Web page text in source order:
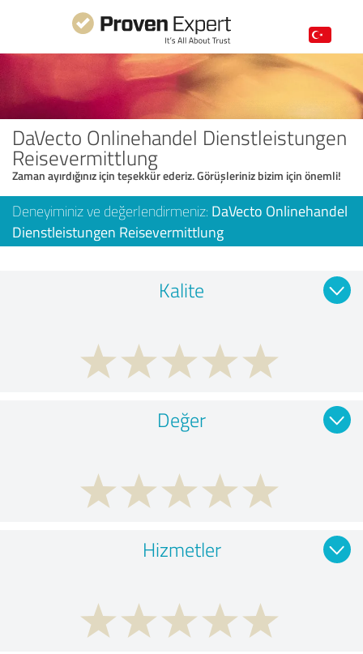
DaVecto Onlinehandel Dienstleistungen
Reisevermittlung
Zaman ayırdığınız için teşekkür ederiz. Görüşleriniz bizim için önemli!
Deneyiminiz ve değerlendirmeniz: DaVecto Onlinehandel
Dienstleistungen Reisevermittlung
Kalite
Değer
Hizmetler